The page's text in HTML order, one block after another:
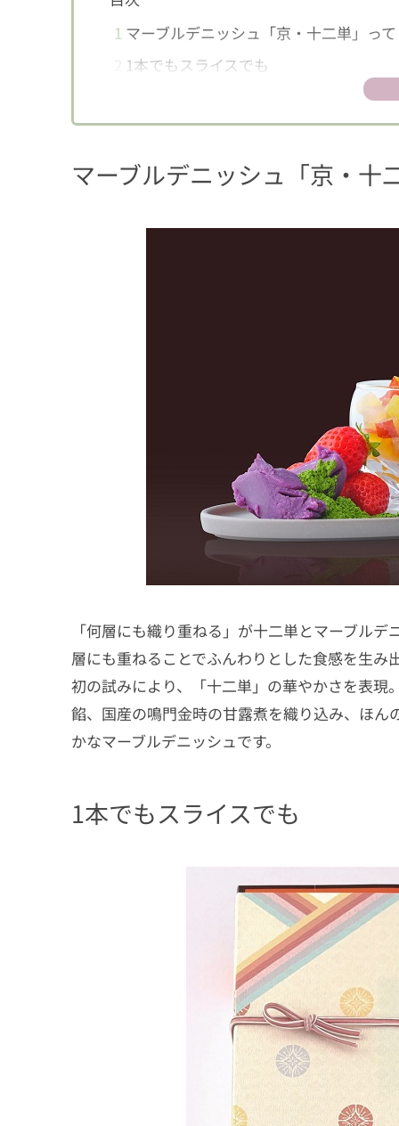
1 マーブルデニッシュ「京・十二単」っ
2 1本でもスライスでも
マーブルデニッシュ「京・十
「何層にも織り重ねる」が十二単とマーブル
層にも重ねることでふんわりとした食感を生
初の試みにより、「十二単」の華やかさを表
餡、国産の鳴門金時の甘露煮を織り込み、ほ
かなマーブルデニッシュです。
1本でもスライスでも